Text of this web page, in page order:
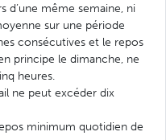
d’une même semaine, ni
sur une période
consécutives et le repos
principe le dimanche, ne
heures.
ne peut excéder dix
minimum quotidien de